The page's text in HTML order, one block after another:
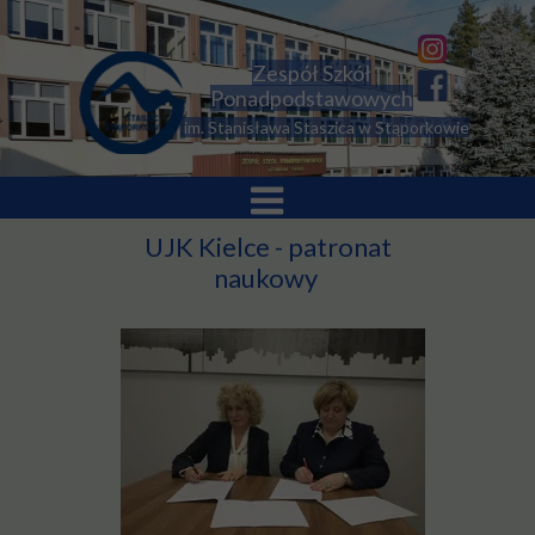
UJK Kielce - patronat
naukowy
im. Stanisława Staszica w Stąporkowie
Zespół Szkół
Ponadpodstawowych